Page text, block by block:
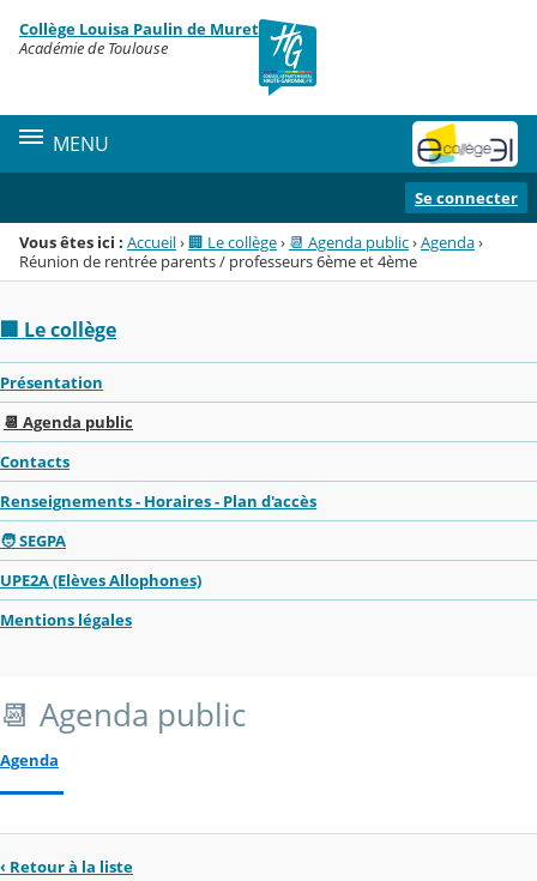
Menu de la rubrique
Contenu
Collège Louisa Paulin de Muret
Académie de Toulouse
MENU
Se connecter
Vous êtes ici : Accueil›🏢 Le collège› 📆 Agenda public›Agenda›
Réunion de rentrée parents / professeurs 6ème et 4ème
🏢 Le collège
Présentation
📆 Agenda public
Contacts
Renseignements - Horaires - Plan d'accès
🧑 SEGPA
UPE2A (Elèves Allophones)
Mentions légales
📆 Agenda public
Agenda
‹ Retour à la liste